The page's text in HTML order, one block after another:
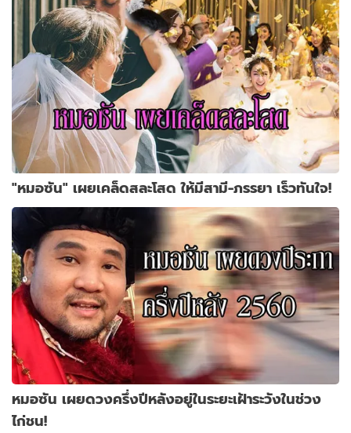
"หมอซัน" เผยเคล็ดสละโสด ให้มีสามี-ภรรยา เร็วทันใจ!
หมอซัน เผยดวงครึ่งปีหลังอยู่ในระยะเฝ้าระวังในช่วง
ไก่ชน!